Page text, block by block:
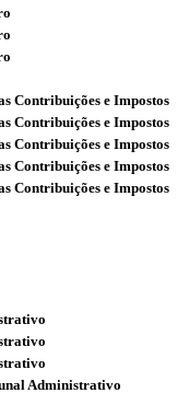
Contribuições e Impostos
Contribuições e Impostos
Contribuições e Impostos
Contribuições e Impostos
Contribuições e Impostos
Administrativo